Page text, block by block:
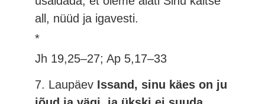
all, nüüd ja igavesti.
*
Jh 19,25–27; Ap 5,17–33
7. Laupäev Issand, sinu käes on ju